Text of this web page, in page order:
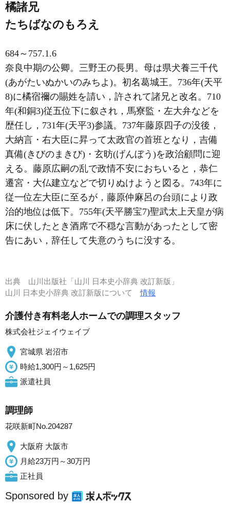
橘諸兄
たちばなのもろえ
684～757.1.6
奈良中期の公卿。三野王の長男。母は県犬養三千代
(あがたいぬかいのみちよ)。初名葛城王。736年(天平
8)に橘宿禰の賜姓を請い，許されて諸兄と改名。710
年(和銅3)従五位下に叙され，馬寮監・左大弁などを
歴任し，731年(天平3)参議。737年藤原四子の没後，
大納言・右大臣に昇って太政官の首班となり，吉備
真備(きびのまきび)・玄昉(げんぼう)を政治顧問に迎
える。藤原広嗣の乱で政情不安におちいると，恭仁
遷宮・大仏建立などで切りぬけようと図る。743年に
従一位左大臣に至るが，藤原仲麻呂の台頭により政
治的地位は低下。755年(天平勝宝7)聖武太上天皇が病
床に伏したとき酒席で不穏な言動があったとして密
告にあい，辞任して失意のうちに没する。
出典 山川出版社「山川 日本史小辞典 改訂新版」
山川 日本史小辞典 改訂新版について情報
介護付き有料老人ホームでの調理スタッフ
株式会社ジェイウェイブ
宮城県 岩沼市
時給1,300円～1,625円
派遣社員
調理師
花咲新町No.204287
大阪府 大阪市
月給23万円～30万円
正社員
Sponsored by